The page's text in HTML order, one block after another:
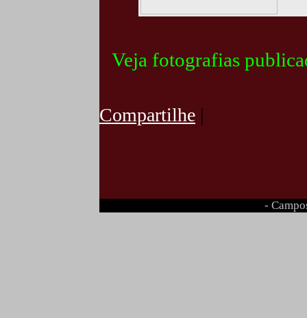
Veja fotografias
Compartilhe |
-